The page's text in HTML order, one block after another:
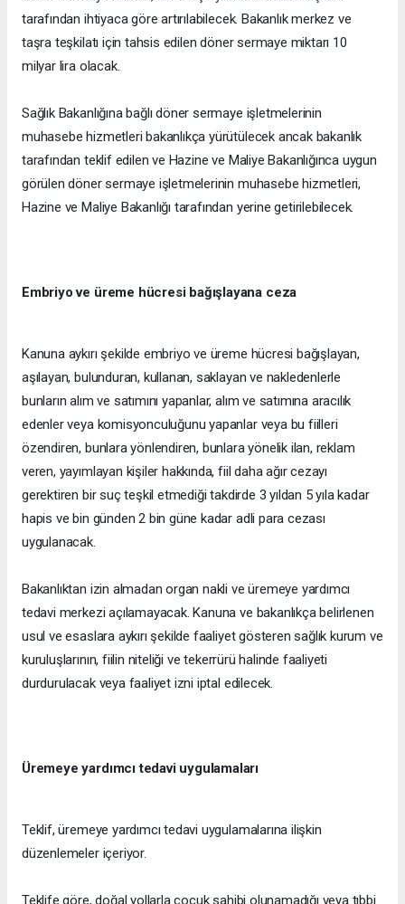
tarafından ihtiyaca göre artırılabilecek. Bakanlık merkez ve
taşra teşkilatı için tahsis edilen döner sermaye miktarı 10
milyar lira olacak.
Sağlık Bakanlığına bağlı döner sermaye işletmelerinin
muhasebe hizmetleri bakanlıkça yürütülecek ancak bakanlık
tarafından teklif edilen ve Hazine ve Maliye Bakanlığınca uygun
görülen döner sermaye işletmelerinin muhasebe hizmetleri,
Hazine ve Maliye Bakanlığı tarafından yerine getirilebilecek.
Embriyo ve üreme hücresi bağışlayana ceza
Kanuna aykırı şekilde embriyo ve üreme hücresi bağışlayan,
aşılayan, bulunduran, kullanan, saklayan ve nakledenlerle
bunların alım ve satımını yapanlar, alım ve satımına aracılık
edenler veya komisyonculuğunu yapanlar veya bu fiilleri
özendiren, bunlara yönlendiren, bunlara yönelik ilan, reklam
veren, yayımlayan kişiler hakkında, fiil daha ağır cezayı
gerektiren bir suç teşkil etmediği takdirde 3 yıldan 5 yıla kadar
hapis ve bin günden 2 bin güne kadar adli para cezası
uygulanacak.
Bakanlıktan izin almadan organ nakli ve üremeye yardımcı
tedavi merkezi açılamayacak. Kanuna ve bakanlıkça belirlenen
usul ve esaslara aykırı şekilde faaliyet gösteren sağlık kurum ve
kuruluşlarının, fiilin niteliği ve tekerrürü halinde faaliyeti
durdurulacak veya faaliyet izni iptal edilecek.
Üremeye yardımcı tedavi uygulamaları
Teklif, üremeye yardımcı tedavi uygulamalarına ilişkin
düzenlemeler içeriyor.
Teklife göre, doğal yollarla çocuk sahibi olunamadığı veya tıbbi